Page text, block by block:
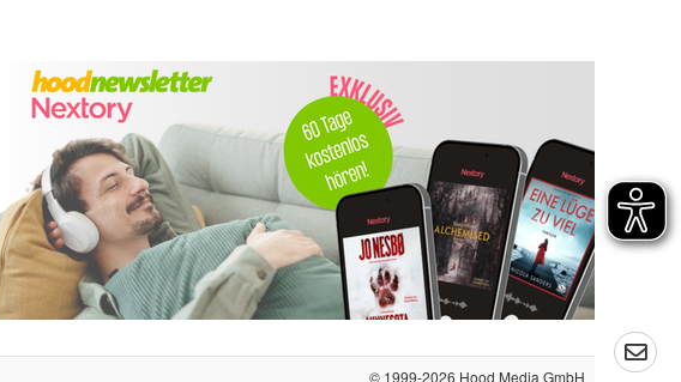
© 1999-2026 Hood Media GmbH